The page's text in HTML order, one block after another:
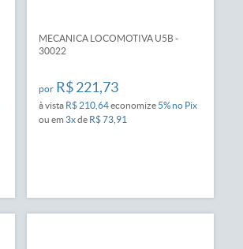
MECANICA LOCOMOTIVA U5B -
30022
por R$ 221,73
à vista R$ 210,64economize 5%no Pix
ou em 3xde R$ 73,91